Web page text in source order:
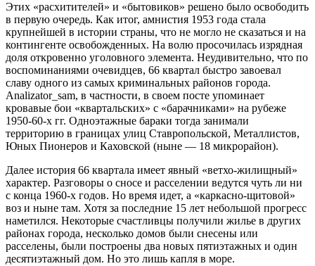
Этих «расхитителей» и «бытовиков» решено было освободить
в первую очередь. Как итог, амнистия 1953 года стала
крупнейшей в истории страны, что не могло не сказаться и на
контингенте освобожденных. На волю просочилась изрядная
доля откровенно уголовного элемента. Неудивительно, что по
воспоминаниями очевидцев, 66 квартал быстро завоевал
славу одного из самых криминальных районов города.
Analizator_sam, в частности, в своем посте упоминает
кровавые бои «квартальских» с «барачниками» на рубеже
1950-60-х гг. Одноэтажные бараки тогда занимали
территорию в границах улиц Ставропольской, Металлистов,
Юных Пионеров и Каховской (ныне — 18 микрорайон).
Далее история 66 квартала имеет явный «ветхо-жилищный»
характер. Разговоры о сносе и расселении ведутся чуть ли ни
с конца 1960-х годов. Но время идет, а «каркасно-щитовой»
воз и ныне там. Хотя за последние 15 лет небольшой прогресс
наметился. Некоторые счастливцы получили жилье в других
районах города, несколько домов были снесены или
расселены, были построены два новых пятиэтажных и один
десятиэтажный дом. Но это лишь капля в море.